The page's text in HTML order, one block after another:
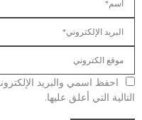
احفظ اسمي والبريد
التالية التي أعلق عليها.